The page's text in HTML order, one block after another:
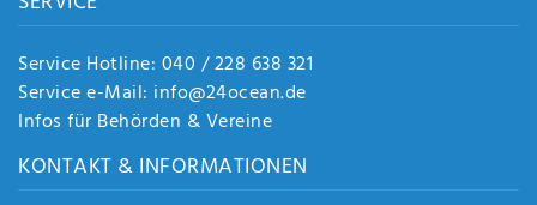
Service Hotline: 040 / 228 638 321
Service e-Mail: info@24ocean.de
Infos für Behörden & Vereine
KONTAKT & INFORMATIONEN